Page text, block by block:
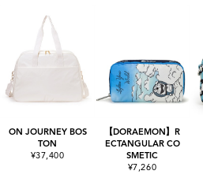
ON JOURNEY BOS
TON
¥37,400
【DORAEMON】R
ECTANGULAR CO
SMETIC
¥7,260